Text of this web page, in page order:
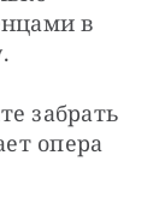
в
забрать
опера